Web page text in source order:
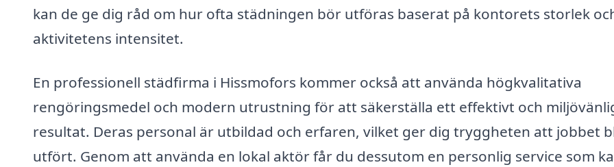
kan de ge dig råd om hur ofta städningen bör utföras baserat på kontorets storlek
aktivitetens intensitet.
En professionell städfirma i Hissmofors kommer också att använda högkvalitativa
rengöringsmedel och modern utrustning för att säkerställa ett effektivt och
resultat. Deras personal är utbildad och erfaren, vilket ger dig tryggheten att jobbet
utfört. Genom att använda en lokal aktör får du dessutom en personlig service som